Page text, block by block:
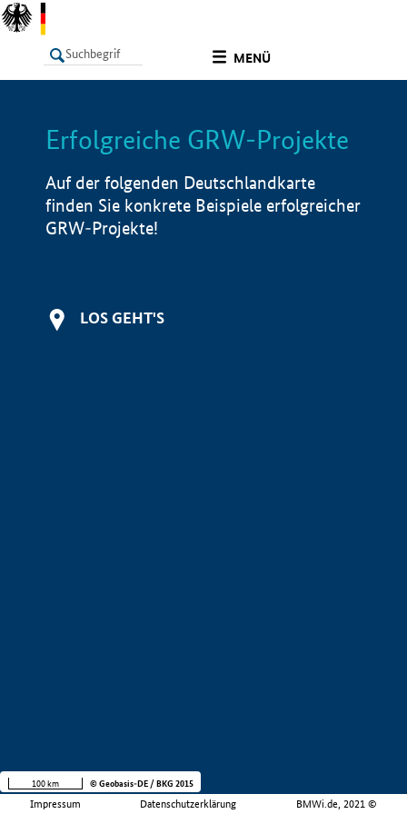
MENÜ
LISTE Info
Erfolgreiche GRW-Projekte
Auf der folgenden Deutschlandkarte
finden Sie konkrete Beispiele erfolgreicher
GRW-Projekte!
LOS GEHT'S
Impressum Datenschutzerklärung BMWi.de, 2021 ©
100 km © Geobasis-DE / BKG 2015